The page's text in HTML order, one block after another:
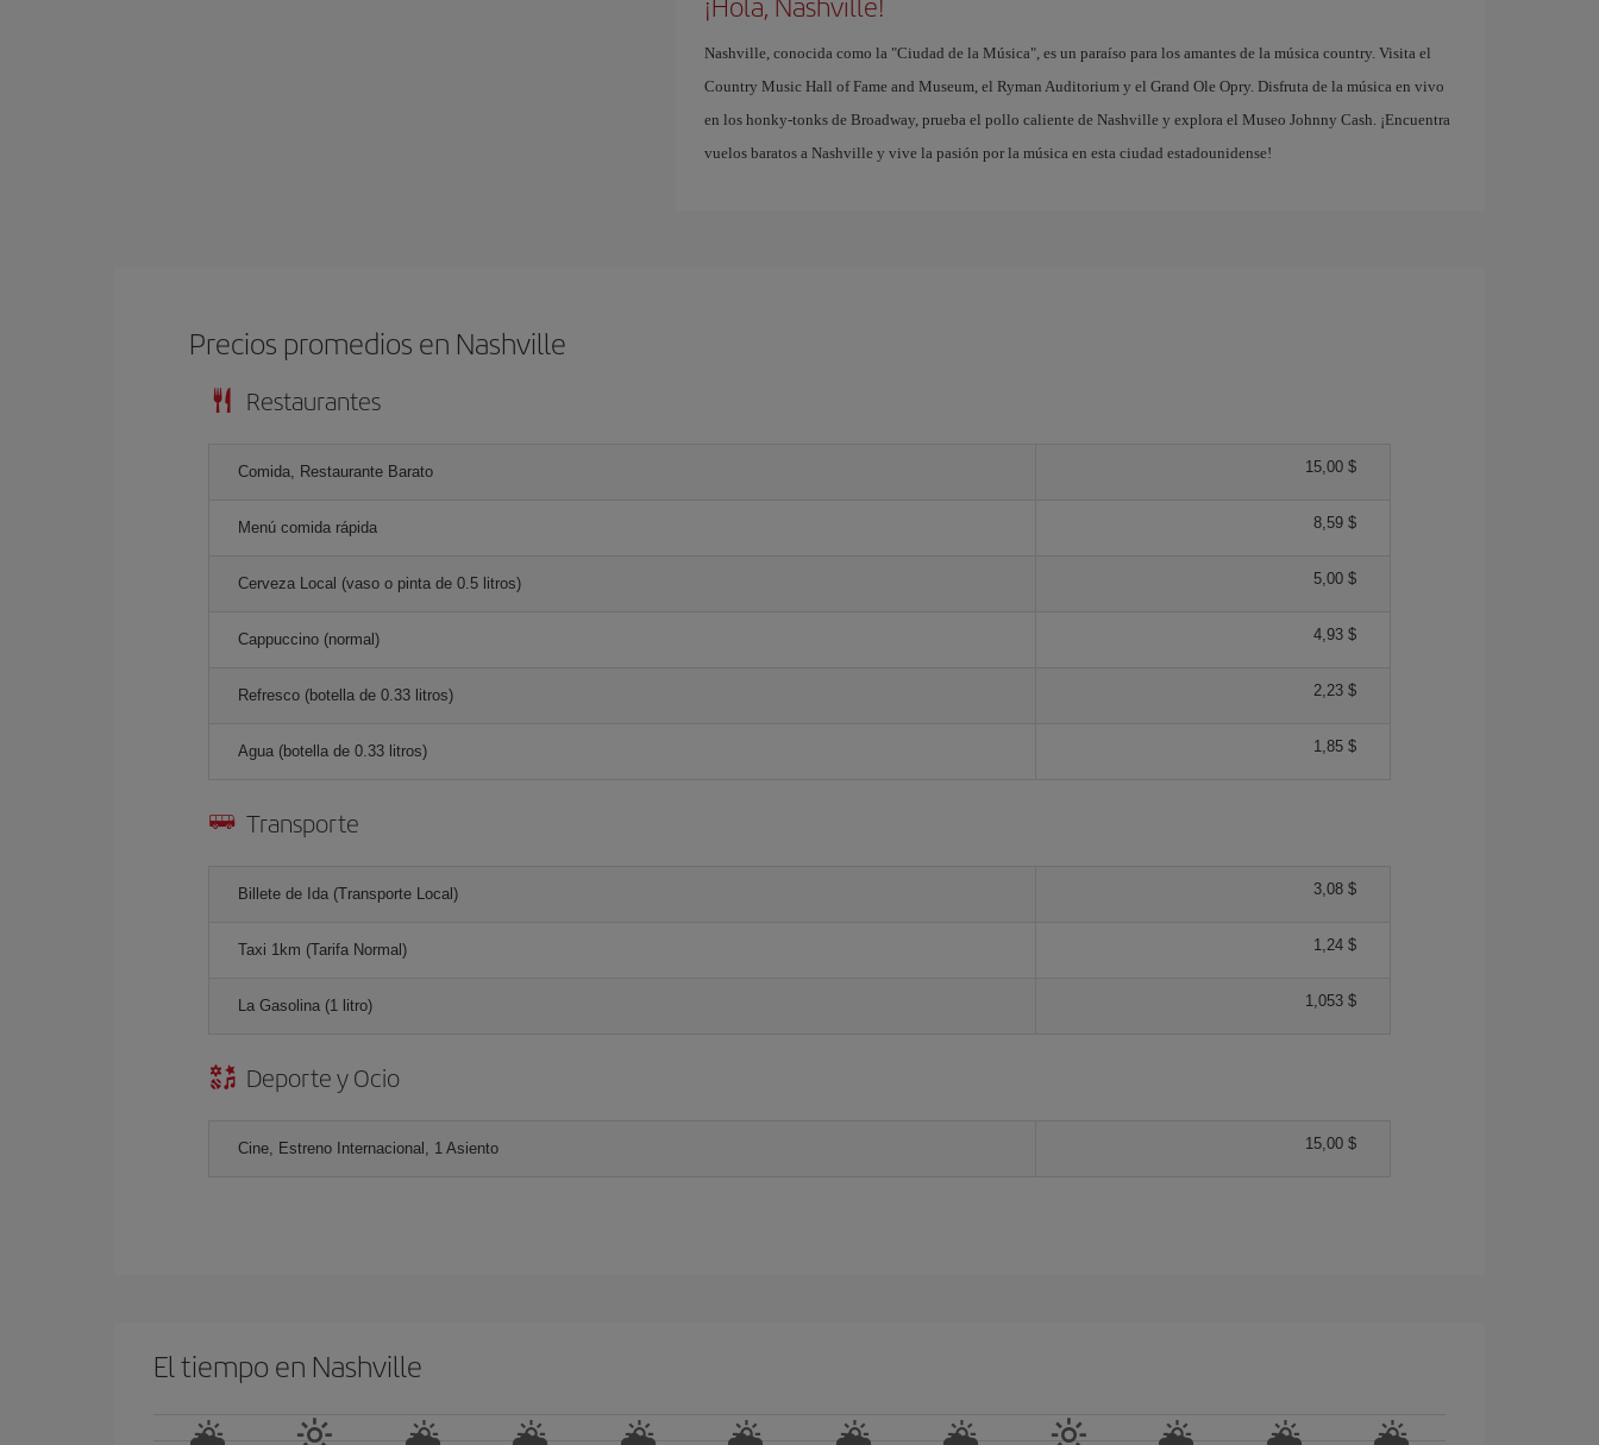
Nashville, conocida como la "Ciudad de la Música", es un paraíso para los amantes de la música country. Visita el
Country Music Hall of Fame and Museum, el Ryman Auditorium y el Grand Ole Opry. Disfruta de la música en vivo
en los honky-tonks de Broadway, prueba el pollo caliente de Nashville y explora el Museo Johnny Cash. ¡Encuentra
vuelos baratos a Nashville y vive la pasión por la música en esta ciudad estadounidense!
Precios promedios en Nashville
Restaurantes
Comida, Restaurante Barato 15,00 $
Menú comida rápida 8,59 $
Cerveza Local (vaso o pinta de 0.5 litros) 5,00 $
Cappuccino (normal) 4,93 $
Refresco (botella de 0.33 litros) 2,23 $
Agua (botella de 0.33 litros) 1,85 $
Transporte
Billete de Ida (Transporte Local) 3,08 $
Taxi 1km (Tarifa Normal) 1,24 $
La Gasolina (1 litro) 1,053 $
Deporte y Ocio
Cine, Estreno Internacional, 1 Asiento 15,00 $
El tiempo en Nashville